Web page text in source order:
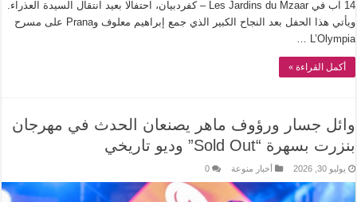
14 آب في Les Jardins du Mzaar – كفردبيان، احتفالًا بعيد انتقال السيدة العذراء.
ويأتي هذا الحفل بعد النجاح الكبير الذي جمع إبراهيم معلوف وPrana على مسرح
L’Olympia …
أكمل القراءة »
وائل جسار ورؤوف ماهر يصنعان الحدث في مهرجان
بنزرت بسهرة “Sold Out” وديو تاريخي
يوليو 30, 2026 أخبار منوعة 0